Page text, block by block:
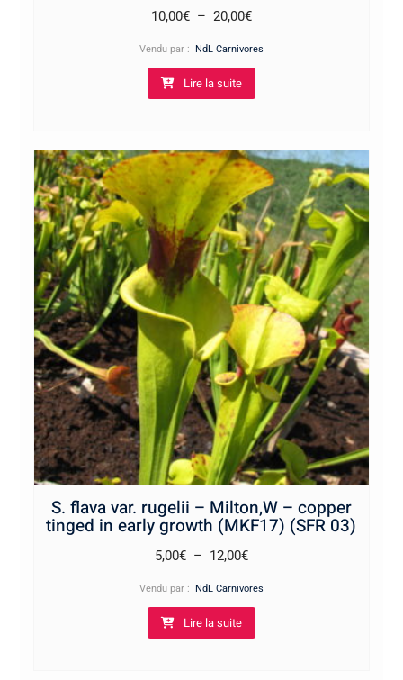
10,00€ – 20,00€Plage
Vendu par : NdL Carnivores
Lire la suite
S. flava var. rugelii – Milton,W – copper
tinged in early growth (MKF17) (SFR 03)
5,00€ – 12,00€Plage
Vendu par : NdL Carnivores
Lire la suite